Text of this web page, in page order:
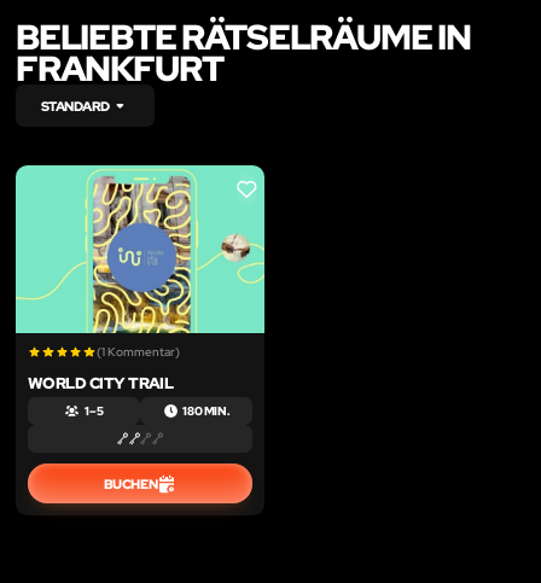
BELIEBTE RÄTSELRÄUME IN
FRANKFURT
STANDARD
LIKE
(1 Kommentar)
WORLD CITY TRAIL
1 – 5 180 MIN.
BUCHEN